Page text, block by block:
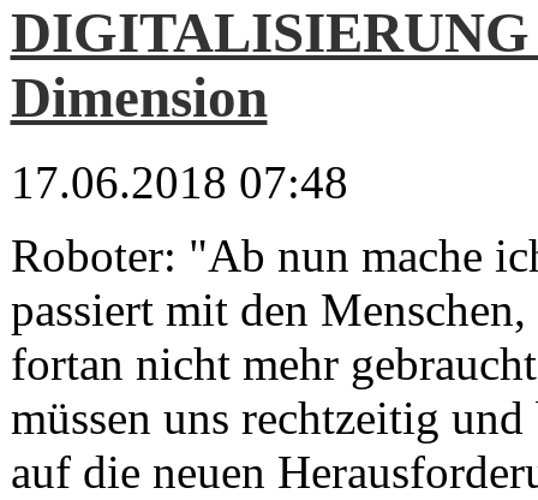
DIGITALISIERUNG
Dimension
17.06.2018 07:48
Roboter: "Ab nun mache
passiert mit den
fortan nicht mehr
müssen uns rechtzeitig und
auf die neuen